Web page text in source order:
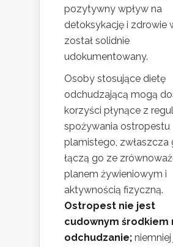
pozytywny wpływ na
detoksykację i zdrowie
został solidnie
udokumentowany.
Osoby stosujące dietę
odchudzającą mogą
korzyści płynące z
spożywania ostropestu
plamistego, zwłaszcza
łączą go ze
planem żywieniowym i
aktywnością fizyczną.
Ostropest nie jest
cudownym środkiem
odchudzanie;